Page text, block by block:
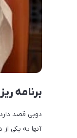
برنامه ریزی دبی